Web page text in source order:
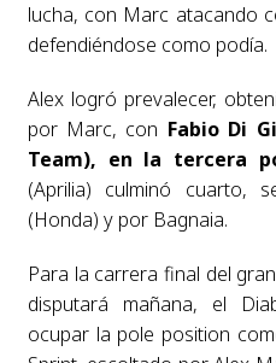
lucha, con Marc atacando
defendiéndose como podía.
Alex logró prevalecer,
por Marc, con Fabio Di
Team), en la tercera
(Aprilia) culminó cuarto,
(Honda) y por Bagnaia.
Para la carrera final del
disputará mañana, el
ocupar la pole position